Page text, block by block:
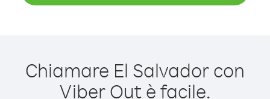
Chiamare El Salvador con
Viber Out è facile.